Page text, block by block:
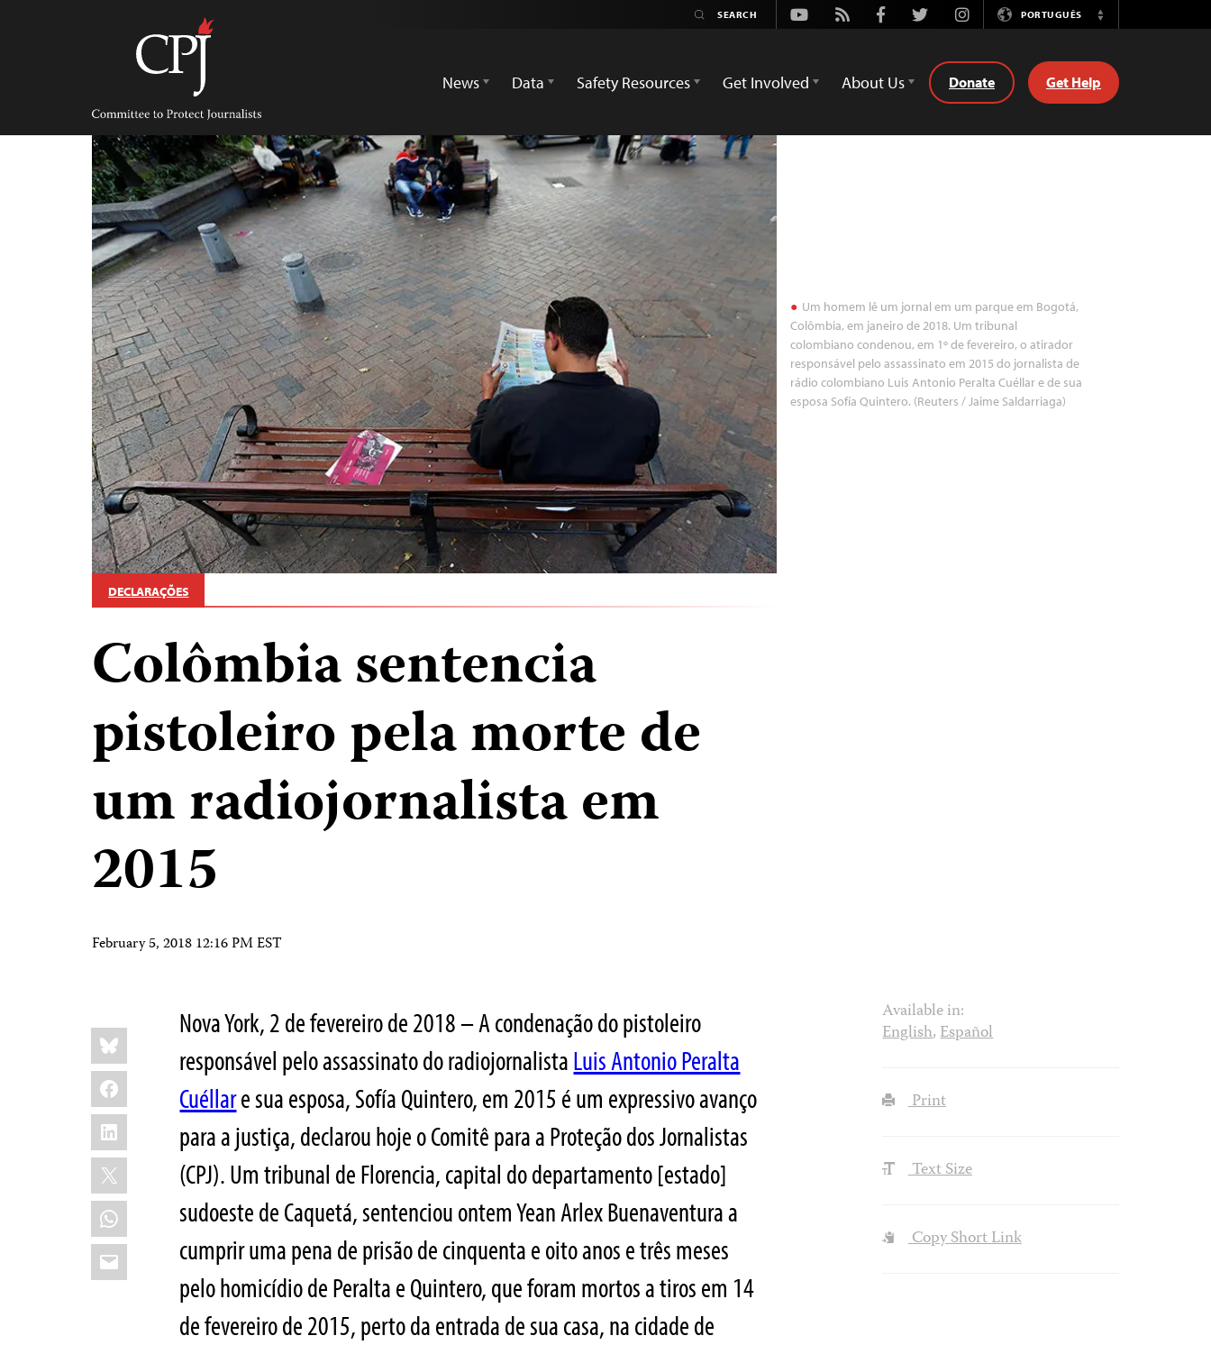
Committee
Protect
Journalists
Youtube
Rss FacebookTwitterInstagramPORTUGUÊS
Switch
News
Data Safety Resources Get Involved About Us Donate Get Help
Um homem lê um jornal em um parque em Bogotá,
Colômbia, em janeiro de 2018. Um tribunal
colombiano condenou, em 1º de fevereiro, o atirador
responsável pelo assassinato em 2015 do jornalista de
rádio colombiano Luis Antonio Peralta Cuéllar e de sua
esposa Sofía Quintero. (Reuters / Jaime Saldarriaga)
DECLARAÇÕES
Colômbia sentencia
pistoleiro pela morte de
um radiojornalista em
2015
February 5, 2018 12:16 PM EST
Share
this:
Bluesky
Facebook
LinkedIn
X
WhatsApp
Email
Nova York, 2 de fevereiro de 2018 – A condenação do pistoleiro
responsável pelo assassinato do radiojornalistaLuis Antonio Peralta
Cuéllare sua esposa, Sofía Quintero, em 2015 é um expressivo avanço
para a justiça, declarou hoje o Comitê para a Proteção dos Jornalistas
(CPJ). Um tribunal de Florencia, capital do departamento [estado]
sudoeste de Caquetá, sentenciou ontem Yean Arlex Buenaventura a
cumprir uma pena de prisão de cinquenta e oito anos e três meses
pelo homicídio de Peralta e Quintero, que foram mortos a tiros em 14
de fevereiro de 2015, perto da entrada de sua casa, na cidade de
Available in:
English,Español
Print
Text Size
Copy Short Link